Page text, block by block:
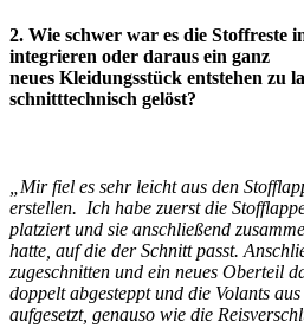
2. Wie schwer war es die Stoffreste
integrieren oder daraus ein ganz
neues Kleidungsstück entstehen zu
schnitttechnisch gelöst?
„Mir fiel es sehr leicht aus den
erstellen. Ich habe zuerst die
platziert und sie anschließend
hatte, auf die der Schnitt passt.
zugeschnitten und ein neues Oberteil
doppelt abgesteppt und die Volants
aufgesetzt, genauso wie die